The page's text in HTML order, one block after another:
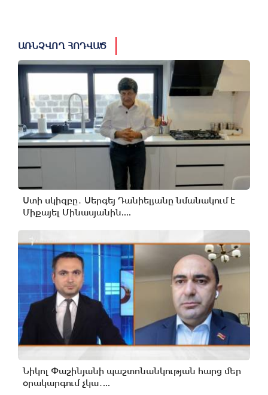
ԱՌՆՉՎՈՂ ՀՈԴՎԱԾ
Ստի սկիզբը․ Սերգեյ Դանիելյանը նմանակում է
Միքայել Մինասյանին....
Նիկոլ Փաշինյանի պաշտոնանկության հարց մեր
օրակարգում չկա․...